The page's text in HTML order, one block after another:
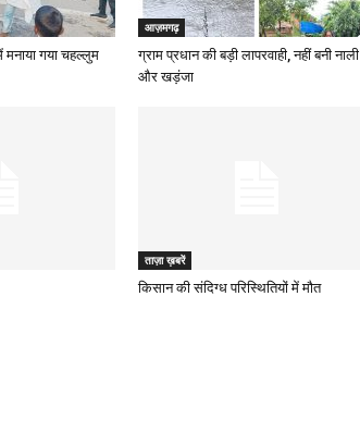
मनाया गया चहल्लुम
आज़मगढ़
ग्राम प्रधान की बड़ी लापरवाही, नहीं बनी नाली
और खड़ंजा
ताज़ा ख़बरें
किसान की संदिग्ध परिस्थितियों में मौत